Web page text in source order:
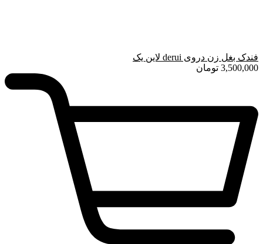
فندک بغل زن دروی derui لاین یک
3,500,000 تومان